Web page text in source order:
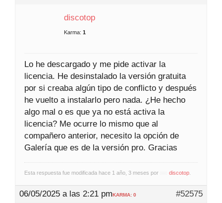
discotop
Karma: 1
Lo he descargado y me pide activar la
licencia. He desinstalado la versión gratuita
por si creaba algún tipo de conflicto y después
he vuelto a instalarlo pero nada. ¿He hecho
algo mal o es que ya no está activa la
licencia? Me ocurre lo mismo que al
compañero anterior, necesito la opción de
Galería que es de la versión pro. Gracias
Esta respuesta fue modificada hace 1 año, 3 meses por discotop
06/05/2025 a las 2:21 pm #52575
KARMA: 0